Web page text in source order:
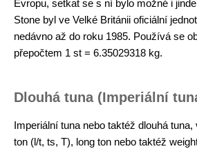
Evropu, setkat se s ní bylo možné i
Stone byl ve Velké Británii oficiální
nedávno až do roku 1985. Používá se
přepočtem 1 st = 6.35029318 kg.
Dlouhá tuna (Imperiální
Imperiální tuna nebo taktéž dlouhá
ton (l/t, ts, T), long ton nebo taktéž